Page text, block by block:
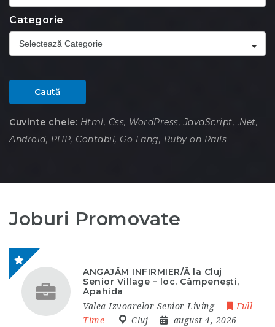
Categorie
Selectează Categorie
Caută
Cuvinte cheie: Html, Css, WordPress, JavaScript, .Net,
Android, PHP, Contabil, Go Lang, Ruby on Rails
Joburi Promovate
ANGAJĂM INFIRMIER/Ă la Cluj
Senior Village – loc. Câmpenești,
Apahida
Valea Izvoarelor Senior Living
Full
Time
Cluj august 4, 2026 -